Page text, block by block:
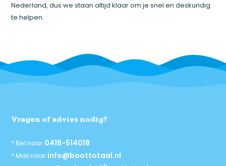
Nederland, dus we staan altijd klaar om je snel en deskundig
te helpen.
Vragen of advies nodig?
* Bel naar 0418-514018
* Mail naar info@boottotaal.nl